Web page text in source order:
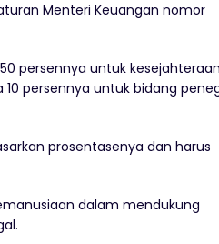
Menteri Keuangan nomor
persennya untuk kesejahteraan
persennya untuk bidang
prosentasenya dan harus
dalam mendukung